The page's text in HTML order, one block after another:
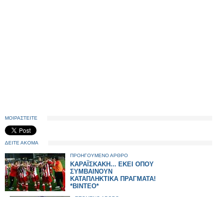
ΜΟΙΡΑΣΤΕΙΤΕ
ΔΕΙΤΕ ΑΚΟΜΑ
ΠΡΟΗΓΟΥΜΕΝΟ ΑΡΘΡΟ
ΚΑΡΑΪΣΚΑΚΗ... ΕΚΕΙ ΟΠΟΥ
ΣΥΜΒΑΙΝΟΥΝ
ΚΑΤΑΠΛΗΚΤΙΚΑ ΠΡΑΓΜΑΤΑ!
*ΒΙΝΤΕΟ*